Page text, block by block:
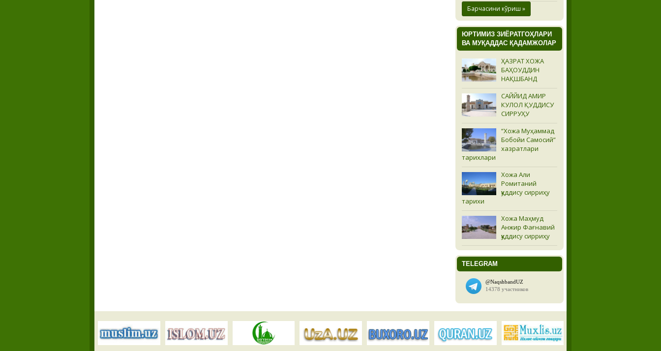
Барчасини кўриш »
ЮРТИМИЗ ЗИЁРАТГОҲЛАРИ
ВА МУҚАДДАС ҚАДАМЖОЛАР
ҲАЗРАТ ХОЖА
БАҲОУДДИН
НАҚШБАНД
САЙЙИД АМИР
КУЛОЛ ҚУДДИСУ
СИРРУҲУ
“Хожа Муҳаммад
Бобойи Самосий”
хазратлари
тарихлари
Хожа Али
Ромитаний
қуддису сирриҳу
тарихи
Хожа Маҳмуд
Анжир Фағнавий
қуддису сирриҳу
TELEGRAM